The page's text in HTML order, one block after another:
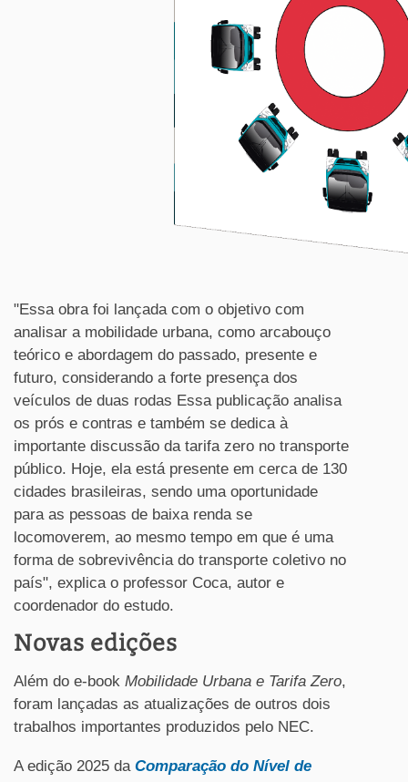
"Essa obra foi lançada com o objetivo com
analisar a mobilidade urbana, como arcabouço
teórico e abordagem do passado, presente e
futuro, considerando a forte presença dos
veículos de duas rodas Essa publicação analisa
os prós e contras e também se dedica à
importante discussão da tarifa zero no transporte
público. Hoje, ela está presente em cerca de 130
cidades brasileiras, sendo uma oportunidade
para as pessoas de baixa renda se
locomoverem, ao mesmo tempo em que é uma
forma de sobrevivência do transporte coletivo no
país", explica o professor Coca, autor e
coordenador do estudo.
Novas edições
Além do e-book Mobilidade Urbana e Tarifa Zero,
foram lançadas as atualizações de outros dois
trabalhos importantes produzidos pelo NEC.
A edição 2025 da Comparação do Nível de